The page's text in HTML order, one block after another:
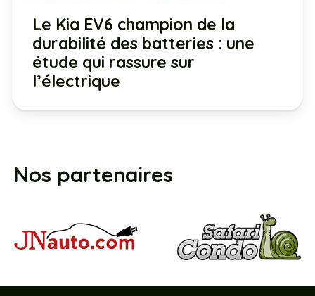
Le Kia EV6 champion de la
durabilité des batteries : une
étude qui rassure sur
l’électrique
Nos partenaires